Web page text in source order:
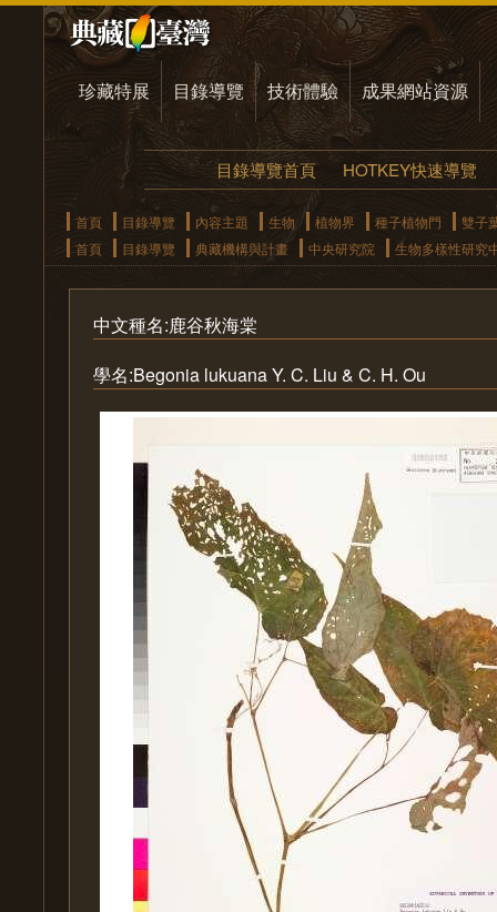
珍藏特展 目錄導覽 技術體驗 成果網站資源
目錄導覽首頁 HOTKEY快速導覽
首頁 目錄導覽 內容主題 生物 植物界 種子植物門
雙子
首頁
目錄導覽 典藏機構與計畫 中央研究院 生物多樣性研究
中文種名:鹿谷秋海棠
學名:Begonia lukuana Y. C. Liu & C. H. Ou